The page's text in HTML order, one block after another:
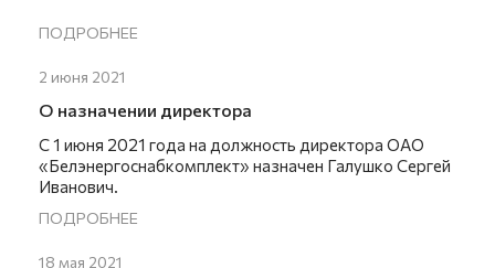
ПОДРОБНЕЕ
2 июня 2021
О назначении директора
С 1 июня 2021 года на должность директора ОАО
«Белэнергоснабкомплект» назначен Галушко Сергей
Иванович.
ПОДРОБНЕЕ
18 мая 2021